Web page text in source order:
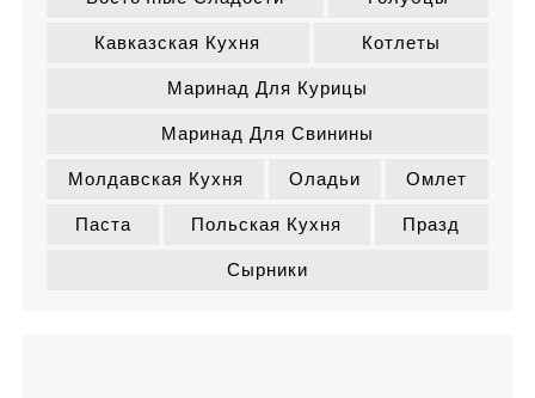
Кавказская Кухня Котлеты
Маринад Для Курицы
Маринад Для Свинины
Молдавская Кухня Оладьи Омлет
Паста Польская Кухня Празд
Сырники